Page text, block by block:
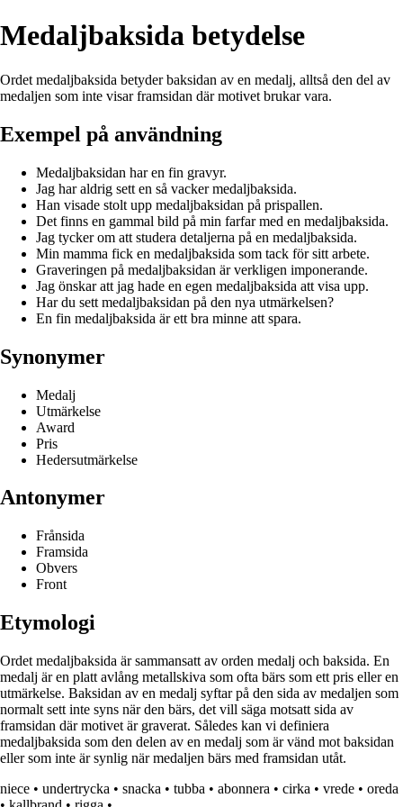
Medaljbaksida betydelse
Ordet medaljbaksida betyder baksidan av en medalj, alltså den del av
medaljen som inte visar framsidan där motivet brukar vara.
Exempel på användning
Medaljbaksidan har en fin gravyr.
Jag har aldrig sett en så vacker medaljbaksida.
Han visade stolt upp medaljbaksidan på prispallen.
Det finns en gammal bild på min farfar med en medaljbaksida.
Jag tycker om att studera detaljerna på en medaljbaksida.
Min mamma fick en medaljbaksida som tack för sitt arbete.
Graveringen på medaljbaksidan är verkligen imponerande.
Jag önskar att jag hade en egen medaljbaksida att visa upp.
Har du sett medaljbaksidan på den nya utmärkelsen?
En fin medaljbaksida är ett bra minne att spara.
Synonymer
Medalj
Utmärkelse
Award
Pris
Hedersutmärkelse
Antonymer
Frånsida
Framsida
Obvers
Front
Etymologi
Ordet medaljbaksida är sammansatt av orden medalj och baksida. En
medalj är en platt avlång metallskiva som ofta bärs som ett pris eller en
utmärkelse. Baksidan av en medalj syftar på den sida av medaljen som
normalt sett inte syns när den bärs, det vill säga motsatt sida av
framsidan där motivet är graverat. Således kan vi definiera
medaljbaksida som den delen av en medalj som är vänd mot baksidan
eller som inte är synlig när medaljen bärs med framsidan utåt.
niece • undertrycka • snacka • tubba • abonnera • cirka • vrede • oreda